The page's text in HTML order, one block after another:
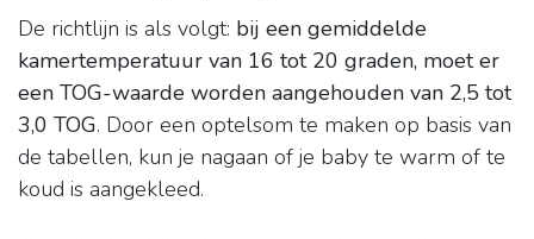
De richtlijn is als volgt: bij een gemiddelde
kamertemperatuur van 16 tot 20 graden, moet er
een TOG-waarde worden aangehouden van 2,5 tot
3,0 TOG. Door een optelsom te maken op basis van
de tabellen, kun je nagaan of je baby te warm of te
koud is aangekleed.